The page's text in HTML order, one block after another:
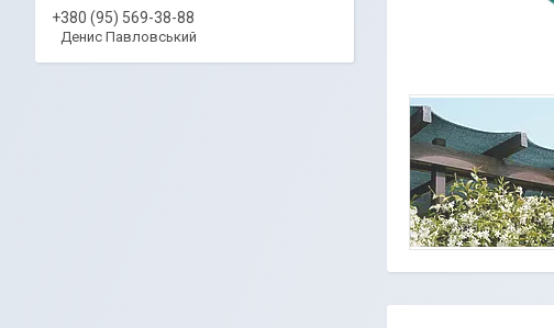
+380 (95) 569-38-88
Денис Павловський